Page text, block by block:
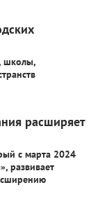
школы,
расширяет
с марта 2024
развивает